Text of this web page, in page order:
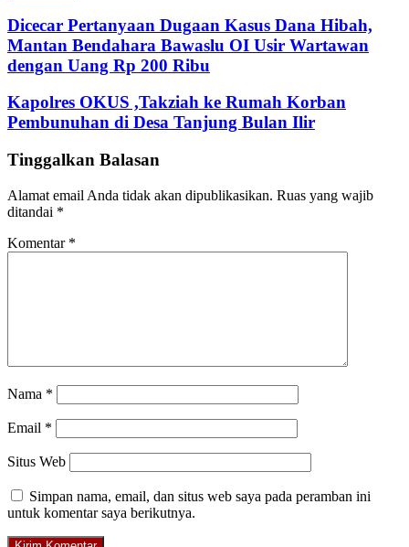
address
Dicecar Pertanyaan Dugaan Kasus Dana Hibah,
Mantan Bendahara Bawaslu OI Usir Wartawan
dengan Uang Rp 200 Ribu
Kapolres OKUS ,Takziah ke Rumah Korban
Pembunuhan di Desa Tanjung Bulan Ilir
Tinggalkan Balasan
Alamat email Anda tidak akan dipublikasikan. Ruas yang wajib
ditandai *
Komentar *
Nama *
Email *
Situs Web
Simpan nama, email, dan situs web saya pada peramban ini
untuk komentar saya berikutnya.